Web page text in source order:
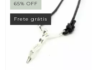
65% OFF
Frete grátis